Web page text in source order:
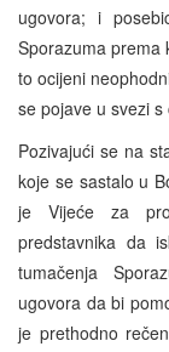
ugovora; i
Sporazuma prema
to ocijeni
se pojave u svezi s
Pozivajući se na
koje se sastalo u
je Vijeće za
predstavnika da
tumačenja
ugovora da bi
je prethodno